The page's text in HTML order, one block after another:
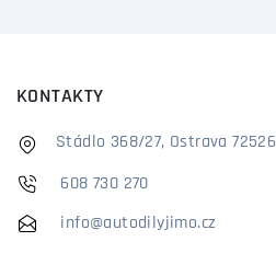
KONTAKTY
Stádlo 368/27, Ostrava 72526
608 730 270
info@autodilyjimo.cz